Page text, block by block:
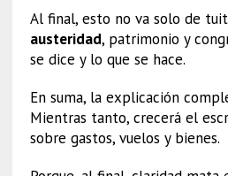
Al final, esto no va solo de
austeridad, patrimonio y
se dice y lo que se hace.
En suma, la explicación
Mientras tanto, crecerá el
sobre gastos, vuelos y bienes.